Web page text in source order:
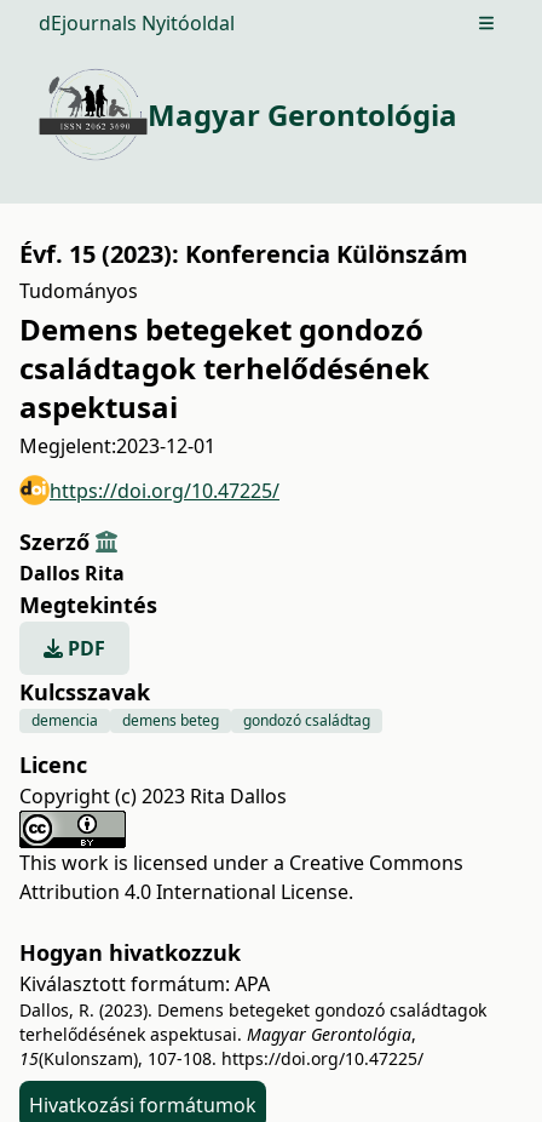
dEjournals Nyitóoldal Open
Magyar Gerontológia
Évf. 15 (2023): Konferencia Különszám
Tudományos
Demens betegeket gondozó
családtagok terhelődésének
aspektusai
Megjelent:2023-12-01
https://doi.org/10.47225/
Szerző
Dallos Rita
Megtekintés
PDF
Kulcsszavak
demencia demens beteg gondozó családtag
Licenc
Copyright (c) 2023 Rita Dallos
This work is licensed under a Creative Commons
Attribution 4.0 International License.
Hogyan hivatkozzuk
Kiválasztott formátum: APA
Dallos, R. (2023). Demens betegeket gondozó családtagok
terhelődésének aspektusai. Magyar Gerontológia,
15(Kulonszam), 107-108. https://doi.org/10.47225/
Hivatkozási formátumok